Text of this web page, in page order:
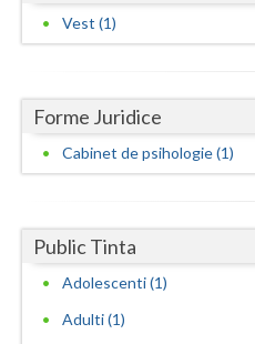
Galati
Gorj
Harghita
Ialomita
Iasi
Ilfov
Vest (1)
Forme Juridice
Cabinet de psihologie (1)
Public Tinta
Adolescenti (1)
Adulti (1)